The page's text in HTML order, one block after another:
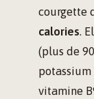
courgette
calories.
(plus de
vitamine